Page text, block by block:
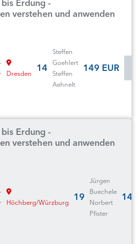
Erdung -
verstehen und anwenden
Dresden 14
Steffen
Goehlert
Steffen
Aehnelt
149 EUR
Erdung -
verstehen und anwenden
Höchberg/Würzburg 19
Jürgen
Buechele
Norbert
Pfister